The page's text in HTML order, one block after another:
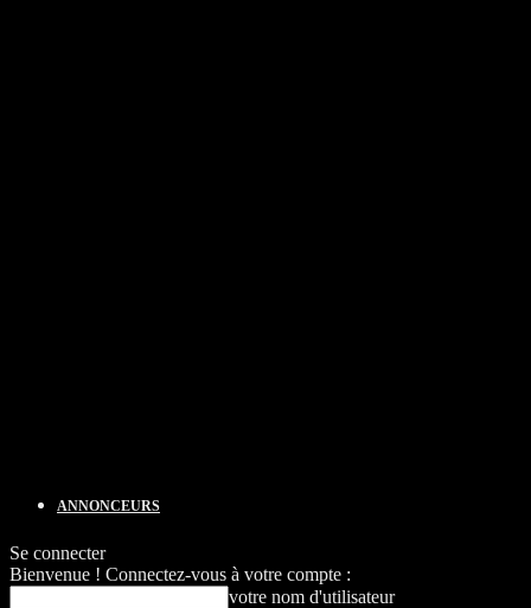
ANNONCEURS
Se connecter
Bienvenue ! Connectez-vous à votre compte :
votre nom d'utilisateur